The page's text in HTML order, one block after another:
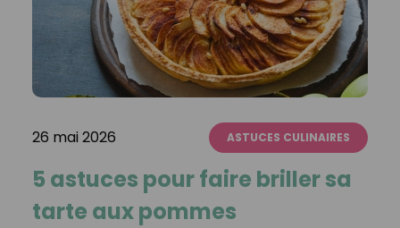
26 mai 2026 ASTUCES CULINAIRES
5 astuces pour faire briller sa
tarte aux pommes